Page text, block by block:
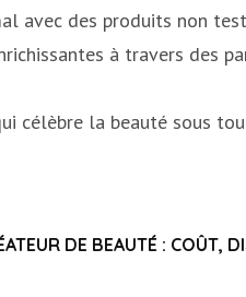
avec des produits non
à travers des
célèbre la beauté sous
DE BEAUTÉ : COÛT,